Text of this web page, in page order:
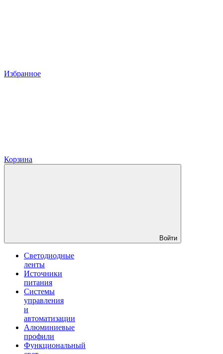
Избранное
Корзина
Войти
Светодиодные
ленты
Источники
питания
Системы
управления
и
автоматизации
Алюминиевые
профили
Функциональный